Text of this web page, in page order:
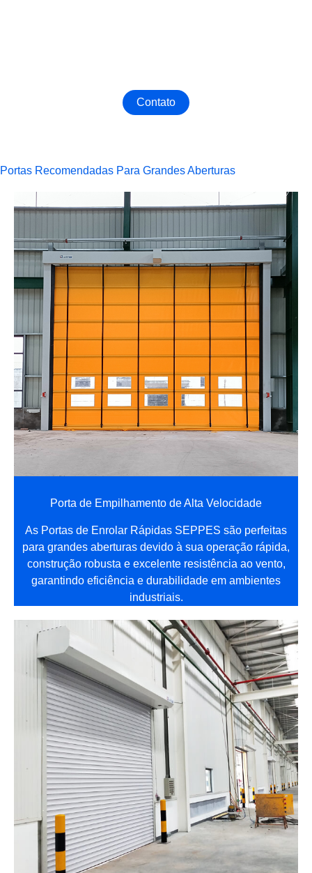
Contato
Portas Recomendadas Para Grandes Aberturas
Porta de Empilhamento de Alta Velocidade
As Portas de Enrolar Rápidas SEPPES são perfeitas
para grandes aberturas devido à sua operação rápida,
construção robusta e excelente resistência ao vento,
garantindo eficiência e durabilidade em ambientes
industriais.